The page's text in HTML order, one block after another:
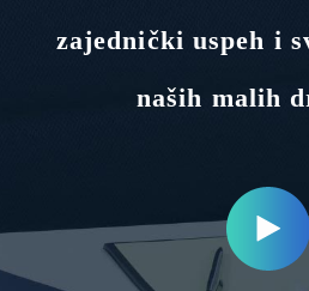
zajednički uspeh i
naših malih